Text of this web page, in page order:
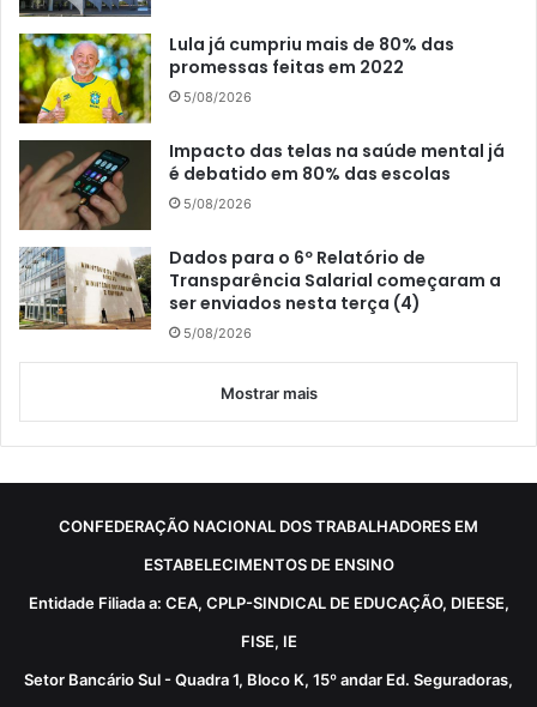
Lula já cumpriu mais de 80% das
promessas feitas em 2022
5/08/2026
Impacto das telas na saúde mental já
é debatido em 80% das escolas
5/08/2026
Dados para o 6º Relatório de
Transparência Salarial começaram a
ser enviados nesta terça (4)
5/08/2026
Mostrar mais
CONFEDERAÇÃO NACIONAL DOS TRABALHADORES EM
ESTABELECIMENTOS DE ENSINO
Entidade Filiada a: CEA, CPLP-SINDICAL DE EDUCAÇÃO, DIEESE,
FISE, IE
Setor Bancário Sul - Quadra 1, Bloco K, 15º andar Ed. Seguradoras,